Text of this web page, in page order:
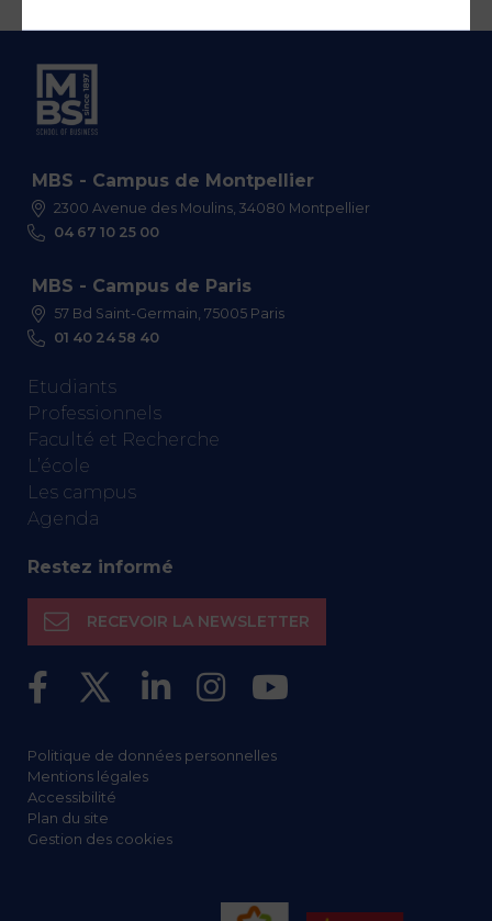
MBS - Campus de Montpellier
2300 Avenue des Moulins, 34080 Montpellier
04 67 10 25 00
MBS - Campus de Paris
57 Bd Saint-Germain, 75005 Paris
01 40 24 58 40
Etudiants
Professionnels
Faculté et Recherche
L’école
Les campus
Agenda
Restez informé
RECEVOIR LA NEWSLETTER
Politique de données personnelles
Mentions légales
Accessibilité
Plan du site
Gestion des cookies